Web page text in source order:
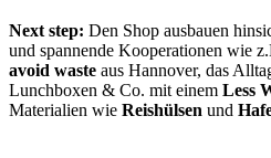
Next step: Den Shop ausbauen
und spannende Kooperationen wie
avoid waste aus Hannover, das
Lunchboxen & Co. mit einem Less
Materialien wie Reishülsen und